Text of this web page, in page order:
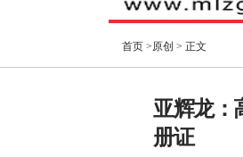
首页 >原创 > 正文
亚辉龙：
册证